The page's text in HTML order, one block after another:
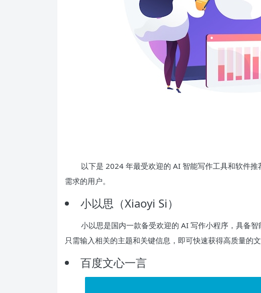
以下是 2024 年最受欢迎的 AI 智能写作工具和软件
需求的用户。
小以思（Xiaoyi Si）
小以思是国内一款备受欢迎的 AI 写作小程序，具备
只需输入相关的主题和关键信息，即可快速获得高质量的文
百度文心一言